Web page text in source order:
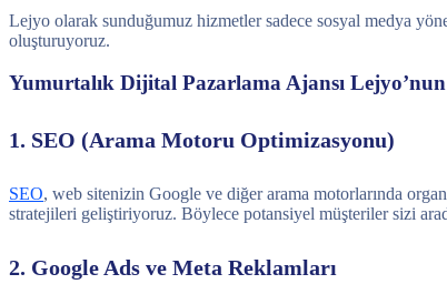
Lejyo olarak sunduğumuz hizmetler sadece sosyal medya
oluşturuyoruz.
Yumurtalık Dijital Pazarlama Ajansı Lejyo’nun
1. SEO (Arama Motoru Optimizasyonu)
SEO, web sitenizin Google ve diğer arama motorlarında
stratejileri geliştiriyoruz. Böylece potansiyel müşteriler sizi
2. Google Ads ve Meta Reklamları